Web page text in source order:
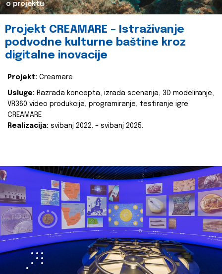
o projektu
Projekt CREAMARE – Istraživanje
podvodne kulturne baštine kroz
digitalne inovacije
Projekt: Creamare
Usluge: Razrada koncepta, izrada scenarija, 3D modeliranje,
VR360 video produkcija, programiranje, testiranje igre
CREAMARE
Realizacija: svibanj 2022. – svibanj 2025.